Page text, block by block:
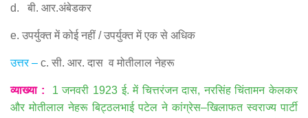
d. बी. आर.अंबेडकर
e. उपर्युक्त में कोई नहीं /उपर्युक्त में एक से अधिक
उत्तर– c. सी. आर. दास व मोतीलाल नेहरू
व्याख्या: 1जनवरी 1923ई.में चित्तरंजन दास,नरसिंह चिंतामन केलकर
और मोतीलाल नेहरू बिट्ठलभाई पटेल ने कांग्रेस–खिलाफत स्वराज्य पार्टी